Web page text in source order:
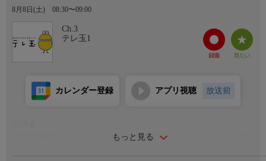
8月8日(土) 08:30〜09:00
Ch.3
テレ玉1
もっと見る
カレンダー登録 アプリ視聴 放送前
MC:松井咲子 リポーター:アンゴラ村長（にゃんこスター） 小堺